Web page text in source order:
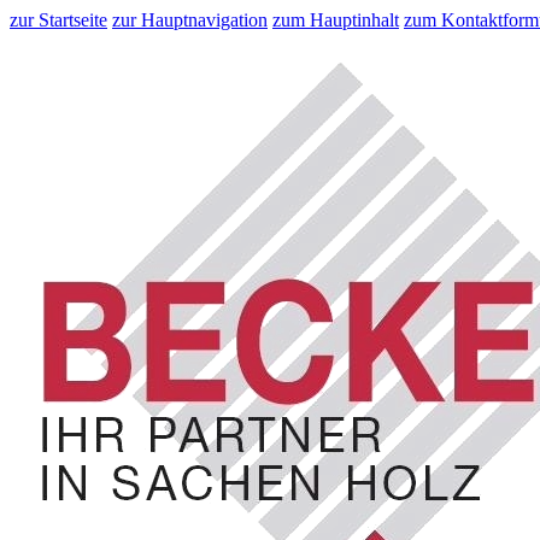
zur Startseite zur Hauptnavigation zum Hauptinhalt zum